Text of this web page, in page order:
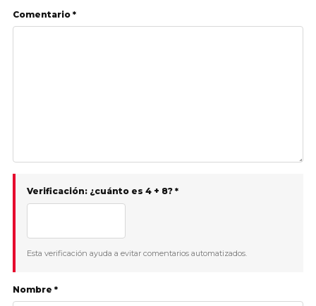
Comentario *
Verificación: ¿cuánto es 4 + 8? *
Esta verificación ayuda a evitar comentarios automatizados.
Nombre *